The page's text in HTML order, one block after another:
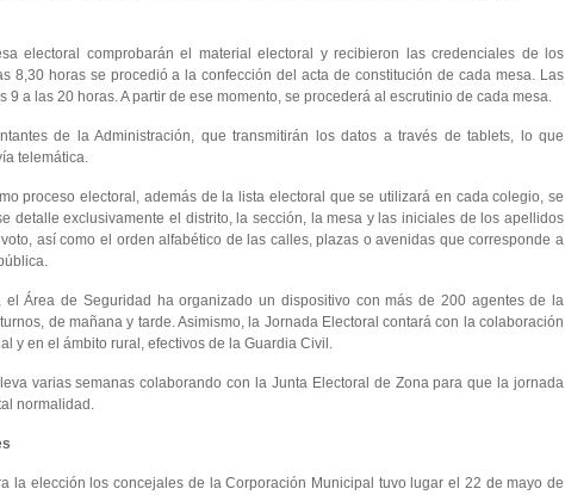
electoral comprobarán el material electoral y recibieron las credenciales de los
8,30 horas se procedió a la confección del acta de constitución de cada mesa. Las
9 a las 20 horas. A partir de ese momento, se procederá al escrutinio de cada mesa.
de la Administración, que transmitirán los datos a través de tablets, lo que
telemática.
proceso electoral, además de la lista electoral que se utilizará en cada colegio, se
detalle exclusivamente el distrito, la sección, la mesa y las iniciales de los apellidos
así como el orden alfabético de las calles, plazas o avenidas que corresponde a
el Área de Seguridad ha organizado un dispositivo con más de 200 agentes de la
de mañana y tarde. Asimismo, la Jornada Electoral contará con la colaboración
y en el ámbito rural, efectivos de la Guardia Civil.
varias semanas colaborando con la Junta Electoral de Zona para que la jornada
normalidad.
la elección los concejales de la Corporación Municipal tuvo lugar el 22 de mayo de